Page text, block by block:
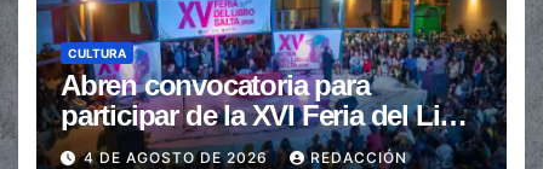
CULTURA
Abren convocatoria para
participar de la XVI Feria del Libro
de Salta
4 DE AGOSTO DE 2026 REDACCIÓN